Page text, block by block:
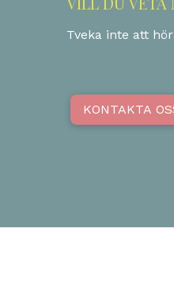
Tveka inte att
KONTAKTA